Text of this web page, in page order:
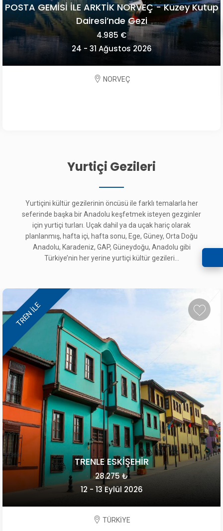
POSTA GEMİSİ İLE ARKTİK NORVEÇ - Kuzey Kutup
Dairesi’nde Gezi
4.985 €
24 - 31 Ağustos 2026
NORVEÇ
Yurtiçi Gezileri
Yurtiçini kültür gezilerinin öncüsü ile farklı temalarla her
seferinde başka bir Anadolu keşfetmek isteyen gezginler
için yurtiçi turları. Uçak dahil ya da uçak hariç olarak
planlanmış, hafta içi, hafta sonu, Ege, Güney, Orta Doğu
Anadolu, Karadeniz, GAP, Güneydoğu, Anadolu gibi
Türkiye’nin her yerine yurtiçi kültür gezileri...
TREN ILE
TRENLE ESKİŞEHİR
28.275 ₺
12 - 13 Eylül 2026
TÜRKİYE